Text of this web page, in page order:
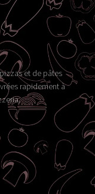
et de pâtes
rapidement à